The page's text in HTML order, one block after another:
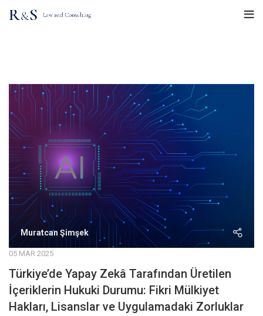
Muratcan Şimşek
05 MAR 2025
Türkiye’de Yapay Zekâ Tarafından Üretilen
İçeriklerin Hukuki Durumu: Fikri Mülkiyet
Hakları, Lisanslar ve Uygulamadaki Zorluklar